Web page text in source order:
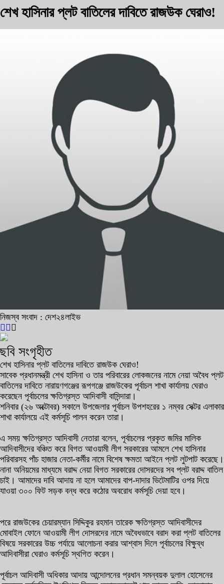
শেখ হাসিনার প্লট বাতিলের দাবিতে রাজউক ঘেরাও!
নিজস্ব সংবাদ : দেশ২৪লাইভ
ছবি সংগৃহীত
শেখ হাসিনার প্লট বাতিলের দাবিতে রাজউক ঘেরাও!
সাবেক প্রধানমন্ত্রী শেখ হাসিনা ও তার পরিবারের লোকজনের নামে নেয়া অবৈধ প্লট
বাতিলের দাবিতে নারায়ণগঞ্জের রূপগঞ্জে রাজউকের পূর্বাচল শাখা কার্যালয় ঘেরাও
করেছেন পূর্বাচলের ক্ষতিগ্রস্ত আদিবাসী বাসিন্দারা।
শনিবার (২৬ অক্টোবর) সকালে উপজেলার পূর্বাচল উপশহরের ১ নম্বর সেক্টর এলাকার
শাখা কার্যালয়ে এই কর্মসূচি পালন করেন তারা।
এ সময় ক্ষতিগ্রস্ত আদিবাসী নেতারা বলেন, পূর্বাচলের প্রকৃত জমির মালিক
আদিবাসীদের বঞ্চিত করে বিগত আওয়ামী লীগ সরকারের আমলে শেখ হাসিনার
পরিবারসহ পাঁচ হাজার নেতা-কর্মীর নামে বিশেষ ক্ষমতা আইনে প্লট লুটপাট করেছে।
নানা অনিয়মের মাধ্যমে বরাদ্দ নেয়া বিগত সরকারের দোসরদের সব প্লট বরাদ্দ বাতিল
চাই। আমাদের দাবি আদায় না হলে আমাদের বাপ-দাদার ভিটেমাটির ওপর দিয়ে
যাওয়া ৩০০ ফিট সড়ক বন্ধ করে কঠোর অবরোধ কর্মসূচি দেয়া হবে।
পরে রাজউকের চেয়ারম্যান সিদ্দিকুর রহমান তারেক ক্ষতিগ্রস্ত আদিবাসীদের
মোবাইল ফোনে আওয়ামী লীগ দোসরদের নামে অবৈধভাবে বরাদ করা প্লট বাতিলের
বিষয়ে সরকারের উচ্চ পর্যায়ে আলোচনা করার আশ্বাস দিলে পূর্বাচলের বিক্ষুব্ধ
আদিবাসীরা ঘেরাও কর্মসূচি স্থগিত করেন।
পূর্বাচল আদিবাসী অধিকার আদায় আন্দোলনের প্রধান সমন্বয়ক দুলাল হোসেনের